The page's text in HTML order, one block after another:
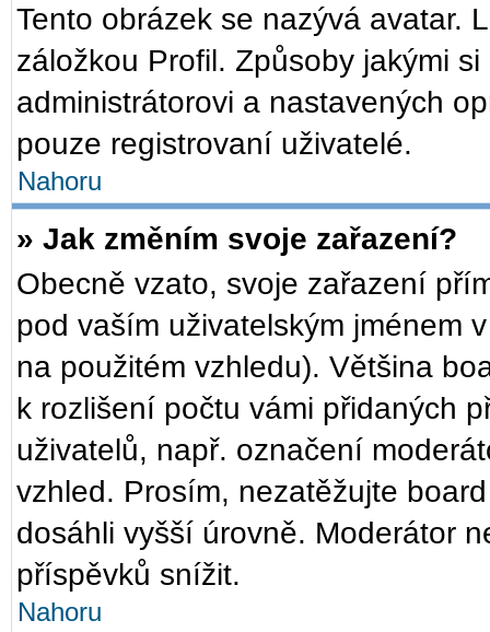
Tento obrázek se nazývá avatar.
záložkou Profil. Způsoby jakými
administrátorovi a nastavených
pouze registrovaní uživatelé.
Nahoru
» Jak změním svoje zařazení?
Obecně vzato, svoje zařazení
pod vaším uživatelským jménem
na použitém vzhledu). Většina
k rozlišení počtu vámi přidaných
uživatelů, např. označení
vzhled. Prosím, nezatěžujte
dosáhli vyšší úrovně. Moderátor
příspěvků snížit.
Nahoru